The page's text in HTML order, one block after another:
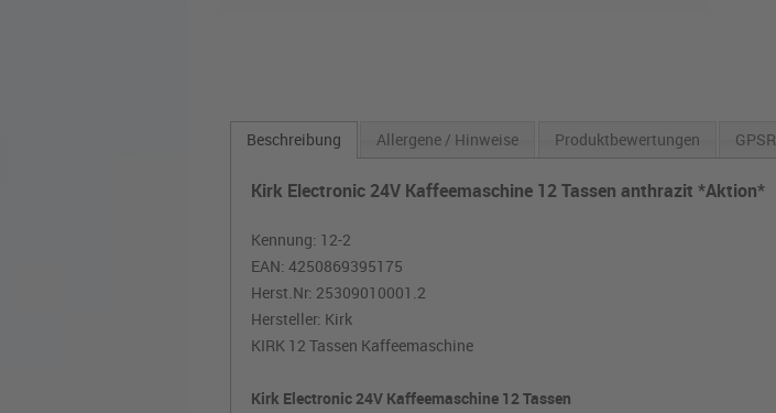
Beschreibung Allergene / Hinweise Produktbewertungen GPSR
Kirk Electronic 24V Kaffeemaschine 12 Tassen anthrazit *Aktion*
Kennung: 12-2
EAN:4250869395175
Herst.Nr: 25309010001.2
Hersteller: Kirk
KIRK 12 Tassen Kaffeemaschine
Kirk Electronic 24V Kaffeemaschine 12 Tassen